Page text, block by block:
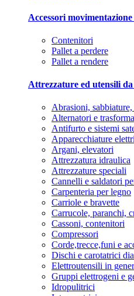
Accessori
Contenitori
Pallet a perdere
Pallet a rendere
Attrezzature ed utensili
Abrasioni,
Alternatori e
Antifurto e sistemi
Apparecchiature
Argani, elevatori
Attrezzatura idraulica
Attrezzature speciali
Cannelli e saldatori
Carpenteria per legno
Carriole e bravette
Carrucole, paranchi,
Cassoni, contenitori
Compressori
Corde,trecce,funi e
Dischi e carotatrici
Elettroutensili in
Gruppi elettrogeni e
Idropulitrici